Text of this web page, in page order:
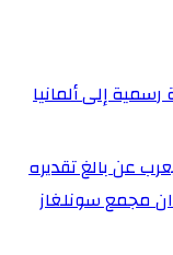
إلى ألمانيا
عن بالغ تقديره
مجمع سونلغاز